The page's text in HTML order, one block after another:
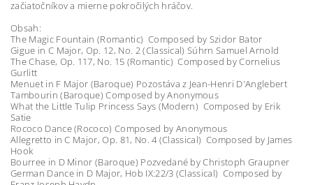
začiatočníkov a mierne pokročilých hráčov.
Obsah:
The Magic Fountain (Romantic) Composed by Szidor Bator
Gigue in C Major, Op. 12, No. 2 (Classical) Súhrn Samuel Arnold
The Chase, Op. 117, No. 15 (Romantic) Composed by Cornelius
Gurlitt
Menuet in F Major (Baroque) Pozostáva z Jean-Henri D'Anglebert
Tambourin (Baroque) Composed by Anonymous
What the Little Tulip Princess Says (Modern) Composed by Erik
Satie
Rococo Dance (Rococo) Composed by Anonymous
Allegretto in C Major, Op. 81, No. 4 (Classical) Composed by James
Hook
Bourree in D Minor (Baroque) Pozvedané by Christoph Graupner
German Dance in D Major, Hob IX:22/3 (Classical) Composed by